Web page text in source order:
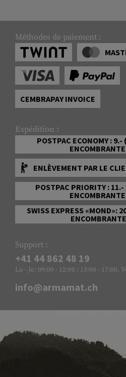
Méthodes de paiement :
CEMBRAPAY INVOICE
Expédition :
POSTPAC ECONOMY :
ENLÈVEMENT PAR LE
POSTPAC PRIORITY :
SWISS EXPRESS «MOND»:
Support :
+41 44 862 48 19
Lu - Je: 09:00 - 12:00 / 13:00 - 17:00,
info@armamat.ch